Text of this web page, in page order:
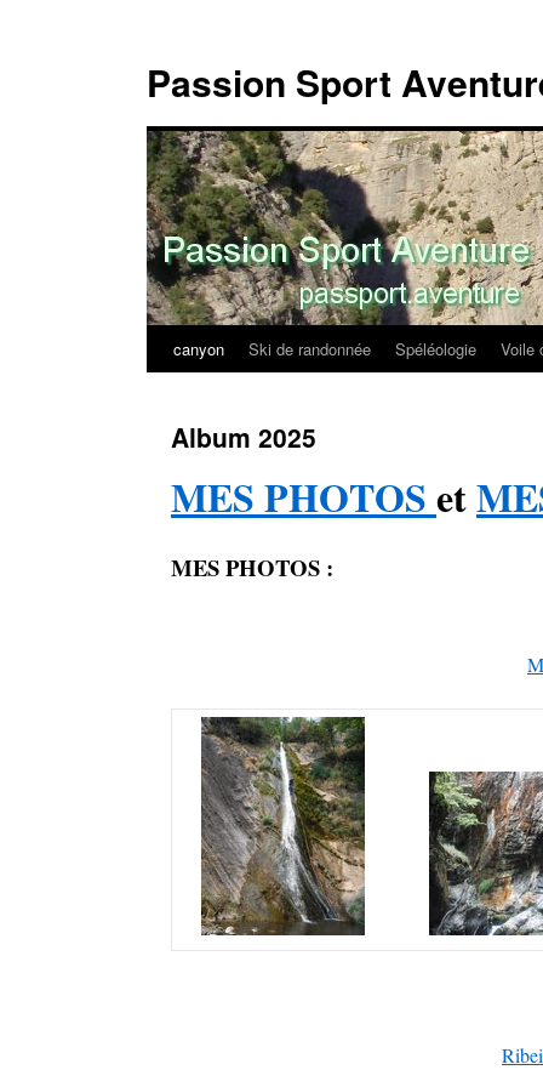
Passion Sport
Aller
contenu
canyon Ski de randonnée Spéléologie Voile
Album 2025
MES PHOTOSet
MES PHOTOS :